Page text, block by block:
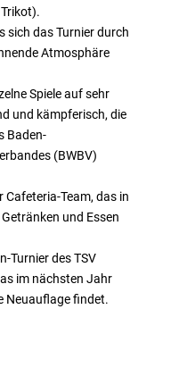
sich das Turnier durch
Atmosphäre
Spiele auf sehr
und kämpferisch, die
Baden-
(BWBV)
Cafeteria-Team, das in
und Essen
Turnier des TSV
im nächsten Jahr
Neuauflage findet.